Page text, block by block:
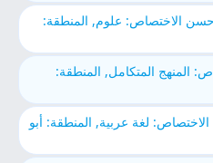
الاختصاص: علوم, المنطقة:
المنهج المتكامل, المنطقة:
لغة عربية, المنطقة: أبو